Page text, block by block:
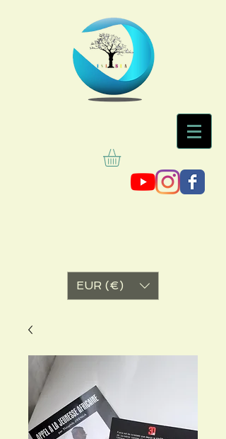
EUR (€)